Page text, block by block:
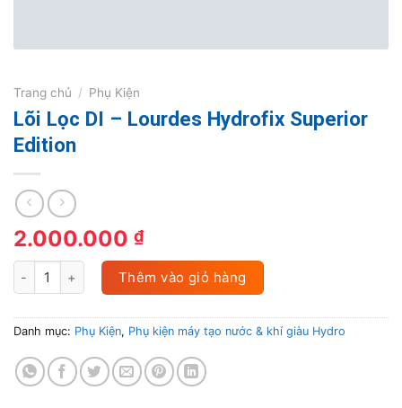
Trang chủ / Phụ Kiện
Lõi Lọc DI – Lourdes Hydrofix Superior
Edition
2.000.000 ₫
Lõi Lọc DI - Lourdes Hydrofix Superior Edition số lượng
Thêm vào giỏ hàng
Danh mục: Phụ Kiện, Phụ kiện máy tạo nước & khí giàu Hydro